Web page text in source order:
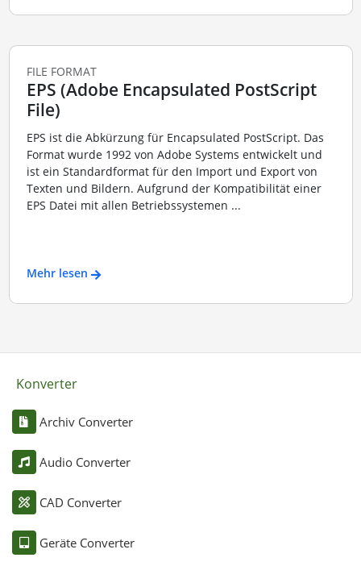
FILE FORMAT
EPS (Adobe Encapsulated PostScript
File)
EPS ist die Abkürzung für Encapsulated PostScript. Das
Format wurde 1992 von Adobe Systems entwickelt und
ist ein Standardformat für den Import und Export von
Texten und Bildern. Aufgrund der Kompatibilität einer
EPS Datei mit allen Betriebssystemen ...
Mehr lesen
Konverter
Archiv Converter
Audio Converter
CAD Converter
Geräte Converter